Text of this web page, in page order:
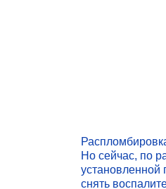
Но сейчас, по
установленной
снять